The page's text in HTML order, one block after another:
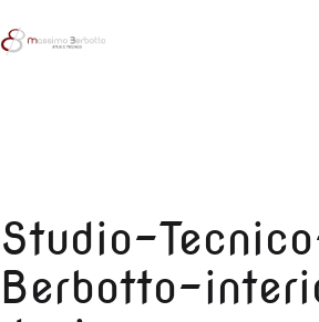
al
Studio-
Berbotto-